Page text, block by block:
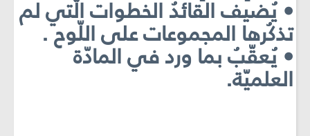
• يُضيف القائدُ الخطوات الّتي لم
تذكُرها المجموعات على اللّوح .
• يُعقّبُ بما ورد في المادّة
العلميّة.